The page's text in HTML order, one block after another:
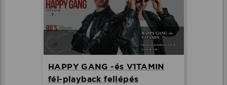
HAPPY GANG -és V1TAMIN
fél-playback fellépés